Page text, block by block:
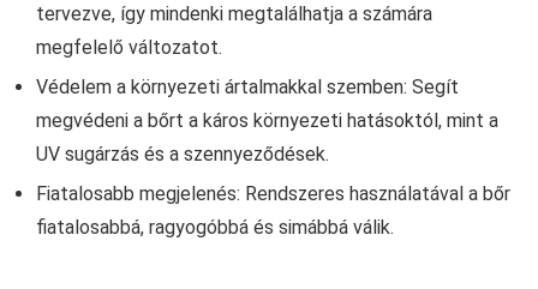
tervezve, így mindenki megtalálhatja a számára
megfelelő változatot.
Védelem a környezeti ártalmakkal szemben: Segít
megvédeni a bőrt a káros környezeti hatásoktól, mint a
UV sugárzás és a szennyeződések.
Fiatalosabb megjelenés: Rendszeres használatával a bőr
fiatalosabbá, ragyogóbbá és simábbá válik.